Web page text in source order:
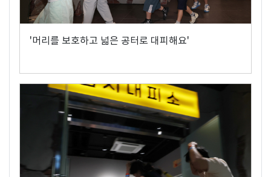
'머리를 보호하고 넓은 공터로 대피해요'